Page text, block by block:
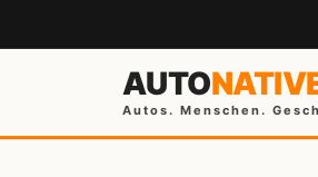
AUTO
Autos. Menschen.